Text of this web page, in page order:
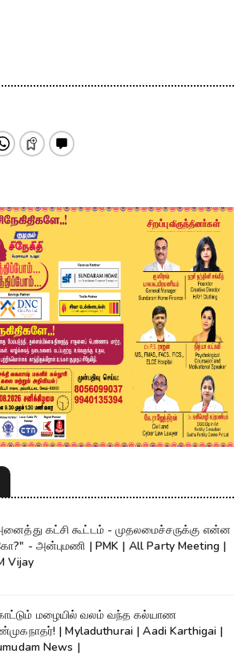
கட்சி கூட்டம் - முதலமைச்சருக்கு என்ன
- அன்புமணி | PMK | All Party Meeting |
Vijay
மழையில் வலம் வந்த கல்யாண
| Myladuthurai | Aadi Karthigai |
News |